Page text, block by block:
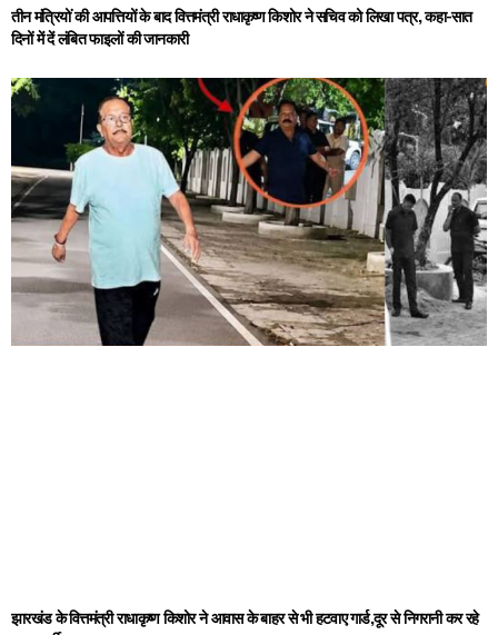
तीन मंत्रियों की आपत्तियों के बाद वित्तमंत्री राधाकृष्ण किशोर ने सचिव को लिखा पत्र, कहा-सात
दिनों में दें लंबित फाइलों की जानकारी
झारखंड के वित्तमंत्री राधाकृष्ण किशोर ने आवास के बाहर से भी हटवाए गार्ड,दूर से निगरानी कर रहे